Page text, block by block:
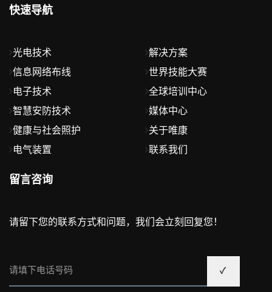
快速导航
光电技术
信息网络布线
电子技术
智慧安防技术
健康与社会照护
电气装置
解决方案
世界技能大赛
全球培训中心
媒体中心
关于唯康
联系我们
留言咨询
请留下您的联系方式和问题，我们会立刻回复您！